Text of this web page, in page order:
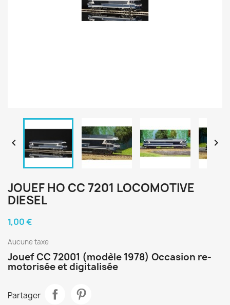
 
JOUEF HO CC 7201 LOCOMOTIVE
DIESEL
1,00 €
Aucune taxe
Jouef CC 72001 (modèle 1978) Occasion re-
motorisée et digitalisée
Partager